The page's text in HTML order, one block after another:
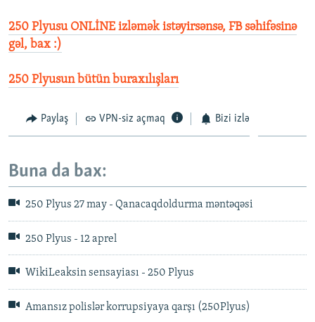
250 Plyusu ONLİNE izləmək istəyirsənsə, FB səhifəsinə
gəl, bax :)
250 Plyusun bütün buraxılışları
Paylaş VPN-siz açmaq Bizi izlə
Buna da bax:
250 Plyus 27 may - Qanacaqdoldurma məntəqəsi
250 Plyus - 12 aprel
WikiLeaksin sensayiası - 250 Plyus
Amansız polislər korrupsiyaya qarşı (250Plyus)